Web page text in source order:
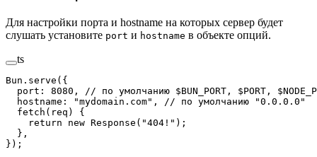
Для настройки порта и hostname на которых сервер будет
слушать установите port и hostname в объекте опций.
ts
Bun. serve ({
  port:
8080 ,
// по умолчанию $BUN_PORT, $PORT,
  hostname:
"mydomain.com" ,
// по умолчанию "0.0.0.0"
  fetch
( req ) {
    return
new Response ( "404!" );
  },
});